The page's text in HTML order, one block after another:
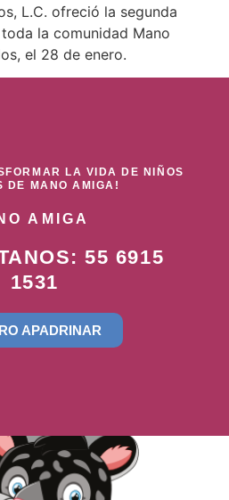
L.C. ofreció la segunda
la comunidad Mano
el 28 de enero.
LA VIDA DE NIÑOS
DE MANO AMIGA!
AMIGA
55 6915
1531
APADRINAR